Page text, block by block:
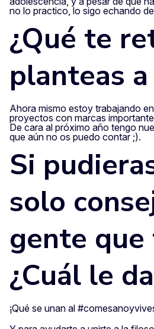
no lo practico, lo sigo echando
¿Qué te
planteas
Ahora mismo estoy trabajando
proyectos con marcas
De cara al próximo año tengo
que aún no os puedo contar ;).
Si
solo
gente que
¿Cuál le
¡Qué se unan al